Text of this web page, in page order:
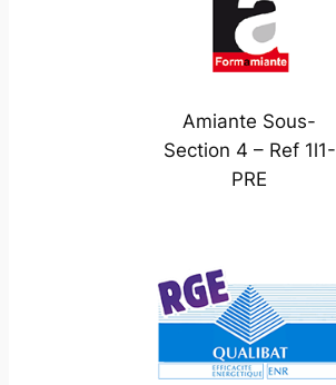
Amiante Sous-
Section 4 – Ref 1l1-
PRE